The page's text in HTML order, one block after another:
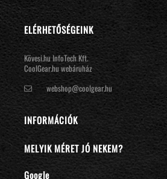
ELÉRHETŐSÉGEINK
Kövesi.hu InfoTech Kft.
CoolGear.hu webáruház
webshop@coolgear.hu
INFORMÁCIÓK
MELYIK MÉRET JÓ NEKEM?
Google